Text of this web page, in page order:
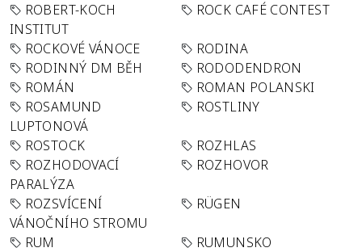
ROBERT-KOCH
INSTITUT
ROCK CAFÉ CONTEST
ROCKOVÉ VÁNOCE
RODINA
RODINNÝ DM BĚH
RODODENDRON
ROMÁN
ROMAN POLANSKI
ROSAMUND
LUPTONOVÁ
ROSTLINY
ROSTOCK
ROZHLAS
ROZHODOVACÍ
PARALÝZA
ROZHOVOR
ROZSVÍCENÍ
VÁNOČNÍHO STROMU
RÜGEN
RUM
RUMUNSKO